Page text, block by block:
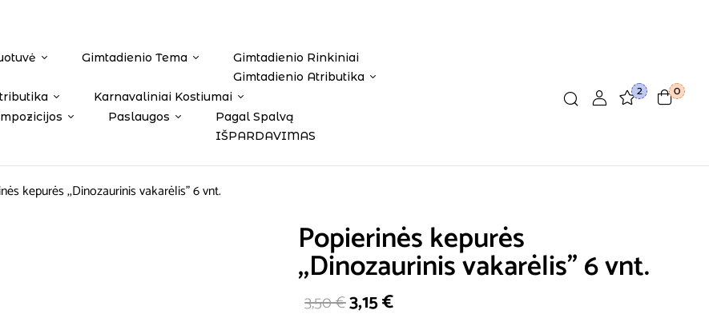
Gimtadienio Tema
Gimtadienio Rinkiniai
Gimtadienio Atributika
Karnavaliniai Kostiumai
Paslaugos
Pagal Spalvą
IŠPARDAVIMAS
2 0
kepurės ,,Dinozaurinis vakarėlis” 6 vnt.
Popierinės kepurės
,,Dinozaurinis vakarėlis” 6 vnt.
3,50€3,15€